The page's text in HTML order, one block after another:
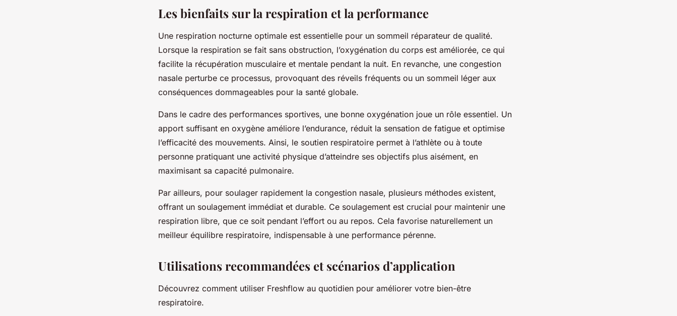
Les bienfaits sur la respiration et la performance
Une respiration nocturne optimale est essentielle pour un sommeil réparateur de qualité.
Lorsque la respiration se fait sans obstruction, l’oxygénation du corps est améliorée, ce qui
facilite la récupération musculaire et mentale pendant la nuit. En revanche, une congestion
nasale perturbe ce processus, provoquant des réveils fréquents ou un sommeil léger aux
conséquences dommageables pour la santé globale.
Dans le cadre des performances sportives, une bonne oxygénation joue un rôle essentiel. Un
apport suffisant en oxygène améliore l’endurance, réduit la sensation de fatigue et optimise
l’efficacité des mouvements. Ainsi, le soutien respiratoire permet à l’athlète ou à toute
personne pratiquant une activité physique d’atteindre ses objectifs plus aisément, en
maximisant sa capacité pulmonaire.
Par ailleurs, pour soulager rapidement la congestion nasale, plusieurs méthodes existent,
offrant un soulagement immédiat et durable. Ce soulagement est crucial pour maintenir une
respiration libre, que ce soit pendant l’effort ou au repos. Cela favorise naturellement un
meilleur équilibre respiratoire, indispensable à une performance pérenne.
Utilisations recommandées et scénarios d’application
Découvrez comment utiliser Freshflow au quotidien pour améliorer votre bien-être
respiratoire.